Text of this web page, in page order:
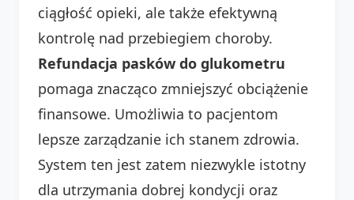
ciągłość opieki, ale także efektywną
kontrolę nad przebiegiem choroby.
Refundacja pasków do glukometru
pomaga znacząco zmniejszyć obciążenie
finansowe. Umożliwia to pacjentom
lepsze zarządzanie ich stanem zdrowia.
System ten jest zatem niezwykle istotny
dla utrzymania dobrej kondycji oraz